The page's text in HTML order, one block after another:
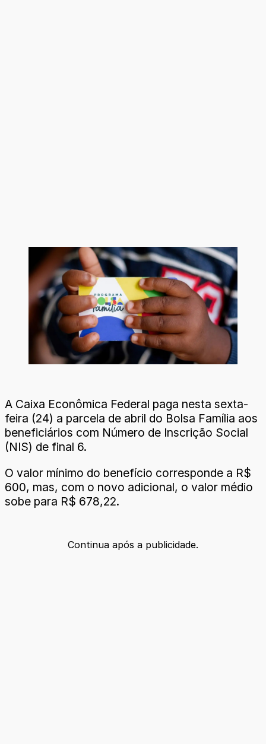
A Caixa Econômica Federal paga nesta sexta-
feira (24) a parcela de abril do Bolsa Família aos
beneficiários com Número de Inscrição Social
(NIS) de final 6.
O valor mínimo do benefício corresponde a R$
600, mas, com o novo adicional, o valor médio
sobe para R$ 678,22.
Continua após a publicidade.